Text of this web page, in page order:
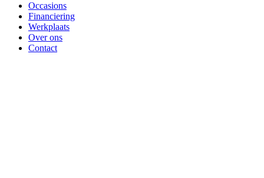
Occasions
Financiering
Werkplaats
Over ons
Contact